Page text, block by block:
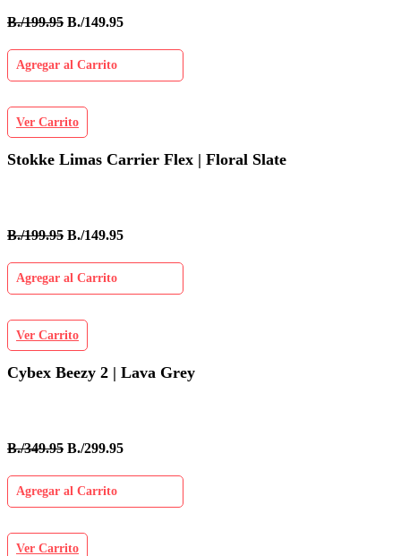
B./199.95 B./149.95
Agregar al Carrito
Ver Carrito
Stokke Limas Carrier Flex | Floral Slate
B./199.95 B./149.95
Agregar al Carrito
Ver Carrito
Cybex Beezy 2 | Lava Grey
B./349.95 B./299.95
Agregar al Carrito
Ver Carrito